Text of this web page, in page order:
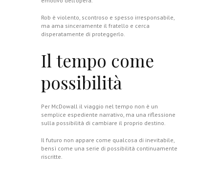
Rob è violento, scontroso e spesso irresponsabile,
ma ama sinceramente il fratello e cerca
disperatamente di proteggerlo.
Il tempo come
possibilità
Per McDowall il viaggio nel tempo non è un
semplice espediente narrativo, ma una riflessione
sulla possibilità di cambiare il proprio destino.
Il futuro non appare come qualcosa di inevitabile,
bensì come una serie di possibilità continuamente
riscritte.